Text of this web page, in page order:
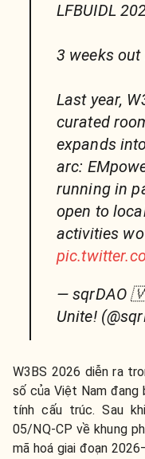
LFBUIDL
3 weeks
Last year,
curated
expands
arc:
running in
open to
activities
— sqrDAO
Unite!
W3BS 2026 diễn ra
số của Việt Nam đang
tính cấu trúc. Sau
05/NQ-CP về khung
mã hoá giai đoạn